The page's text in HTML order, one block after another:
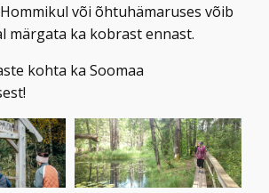
või õhtuhämaruses võib
märgata ka kobrast ennast.
kohta ka Soomaa